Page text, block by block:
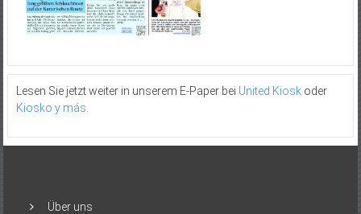
Lesen Sie jetzt weiter in unserem E-Paper bei United Kioskoder
Kiosko y más.
Über uns